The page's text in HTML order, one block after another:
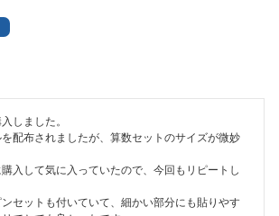
しました。
配布されましたが、算数セットのサイズが微妙
入して気に入っていたので、今回もリピートし
セットも付いていて、細かい部分にも貼りやす